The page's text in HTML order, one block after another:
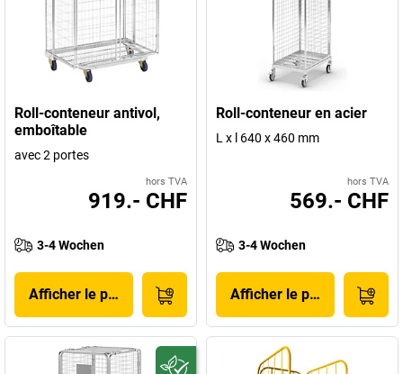
Roll-conteneur antivol,
emboîtable
avec 2 portes
hors TVA
919.- CHF
3-4 Wochen
Afficher le produit
Roll-conteneur en acier
L x l 640 x 460 mm
hors TVA
569.- CHF
3-4 Wochen
Afficher le produit